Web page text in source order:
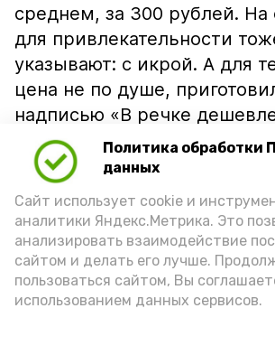
Политика обработки
данных
Сайт использует cookie и
аналитики Яндекс.Метрика. Это
анализировать взаимодействие
сайтом и делать его лучше.
пользоваться сайтом, Вы
использованием данных сервисов.
среднем, за 300 рублей. На
для привлекательности
указывают: с икрой. А для
цена не по душе,
надписью «В речке